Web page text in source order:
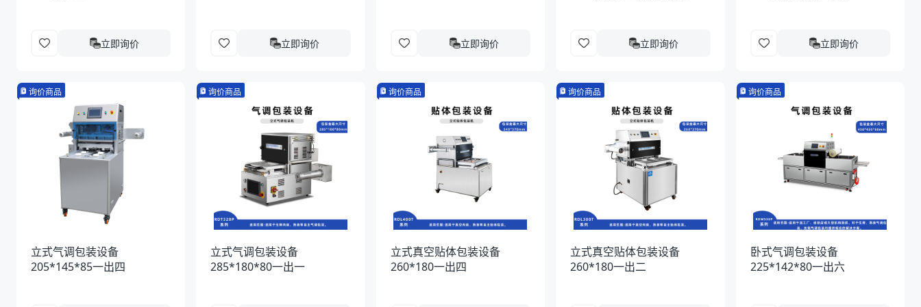
立即询价 立即询价 立即询价 立即询价 立即询价
询价商品
立式气调包装设备
205*145*85一出四
询价商品
立式气调包装设备
285*180*80一出一
询价商品
立式真空贴体包装设备
260*180一出四
询价商品
立式真空贴体包装设备
260*180一出二
询价商品
卧式气调包装设备
225*142*80一出六